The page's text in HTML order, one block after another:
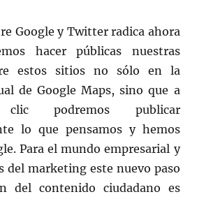
Google y Twitter radica ahora
hacer públicas nuestras
estos sitios no sólo en la
de Google Maps, sino que a
podremos publicar
lo que pensamos y hemos
Para el mundo empresarial y
del marketing este nuevo paso
del contenido ciudadano es